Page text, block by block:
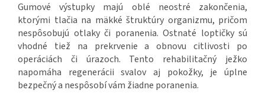
Gumové výstupky majú oblé neostré zakončenia,
ktorými tlačia na mäkké štruktúry organizmu, pričom
nespôsobujú otlaky či poranenia. Ostnaté loptičky sú
vhodné tiež na prekrvenie a obnovu citlivosti po
operáciách či úrazoch. Tento rehabilitačný ježko
napomáha regenerácii svalov aj pokožky, je úplne
bezpečný a nespôsobí vám žiadne poranenia.